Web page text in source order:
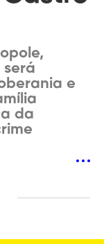
e
da